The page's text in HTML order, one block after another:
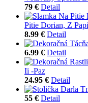
79 € Detail
Pitie Dorian, Z
8.99 € Detail
6.99 € Detail
Ii -Paz
24.95 € Detail
55 € Detail